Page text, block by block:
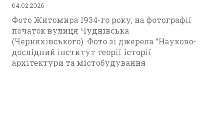
04.02.2026
Фото Житомира 1934-го року, на фотографії
початок вулиця Чуднівська
(Черняхівського). Фото зі джерела “Науково-
дослідний інститут теорії історії
архітектури та містобудування